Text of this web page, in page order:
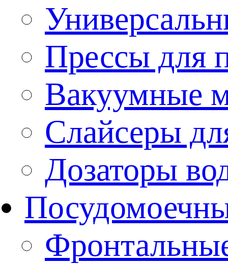
Прессы для
Вакуумные
Слайсеры
Дозаторы